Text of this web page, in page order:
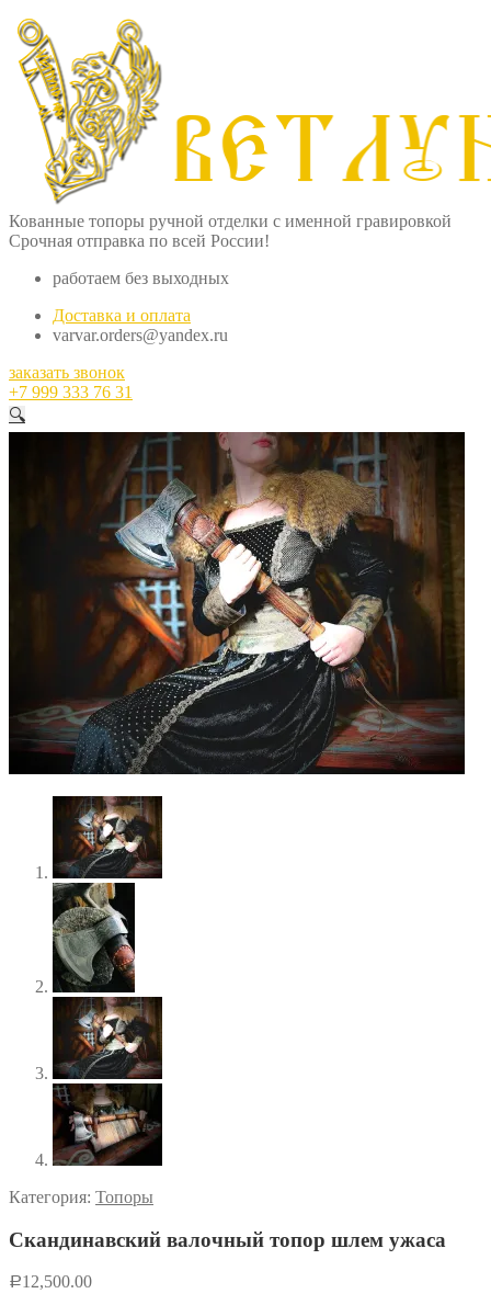
Кованные топоры ручной отделки с именной гравировкой
Срочная отправка по всей России!
работаем без выходных
Доставка и оплата
varvar.orders@yandex.ru
заказать звонок
+7 999 333 76 31
🔍
Категория: Топоры
Скандинавский валочный топор шлем ужаса
Р12,500.00